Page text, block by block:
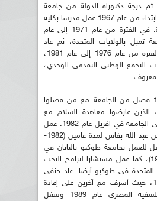
درجة دكتوراة الدولة من جامعة
السوربون عام 1966. ابتداء من عام 1967 عمل مدرسا بكلية
الآداب جامعة القاهرة. في الفترة من عام 1971 إلى عام
تمبل بالولايات المتحدة، ثم عاد
لجامعة القاهرة في الفترة من عام 1976 إلى عام 1981،
التجمع الوطني التقدمي الوحدي،
في سبتمبر عام 1981 فصل من الجامعة مع من فصلوا
الذين عارضوا معاهدة السلام مع
اسرائيل، ولكنه عاد إلى الجامعة في افريل عام 1982. عمل
حنفي بجامعة محمد بن عبد الله بفاس لمدة عامين (1982-
للعمل بجامعة طوكيو باليابان في
الفترة بين (1984-1987)، كما عمل مستشارا لبرامج البحث
المتحدة في طوكيو أيضا. عاد حنفي
إلى القاهرة عام 1987، حيث أشرف مع آخرين على إعادة
تأسيس الجمعية الفلسفية المصري عام 1989 وشغل